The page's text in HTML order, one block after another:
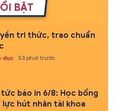
BẬT
tri thức, trao chuẩn
dục 53 phút trước
tức báo in 6/8: Học bổng
lực hút nhân tài khoa